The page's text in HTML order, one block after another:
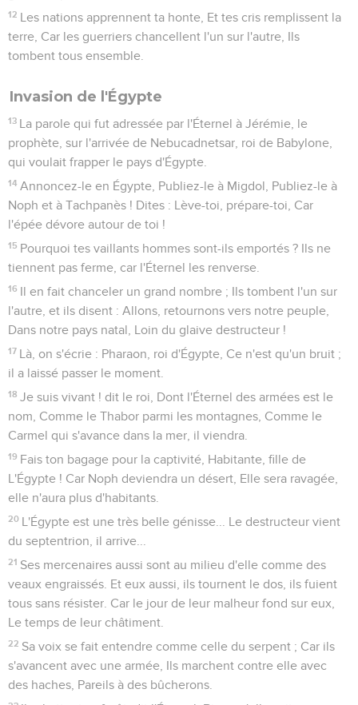
12 Les nations apprennent ta honte, Et tes cris remplissent la
terre, Car les guerriers chancellent l'un sur l'autre, Ils
tombent tous ensemble.
Invasion de l'Égypte
13 La parole qui fut adressée par l'Éternel à Jérémie, le
prophète, sur l'arrivée de Nebucadnetsar, roi de Babylone,
qui voulait frapper le pays d'Égypte.
14 Annoncez-le en Égypte, Publiez-le à Migdol, Publiez-le à
Noph et à Tachpanès ! Dites : Lève-toi, prépare-toi, Car
l'épée dévore autour de toi !
15 Pourquoi tes vaillants hommes sont-ils emportés ? Ils ne
tiennent pas ferme, car l'Éternel les renverse.
16 Il en fait chanceler un grand nombre ; Ils tombent l'un sur
l'autre, et ils disent : Allons, retournons vers notre peuple,
Dans notre pays natal, Loin du glaive destructeur !
17 Là, on s'écrie : Pharaon, roi d'Égypte, Ce n'est qu'un bruit ;
il a laissé passer le moment.
18 Je suis vivant ! dit le roi, Dont l'Éternel des armées est le
nom, Comme le Thabor parmi les montagnes, Comme le
Carmel qui s'avance dans la mer, il viendra.
19 Fais ton bagage pour la captivité, Habitante, fille de
L'Égypte ! Car Noph deviendra un désert, Elle sera ravagée,
elle n'aura plus d'habitants.
20 L'Égypte est une très belle génisse... Le destructeur vient
du septentrion, il arrive...
21 Ses mercenaires aussi sont au milieu d'elle comme des
veaux engraissés. Et eux aussi, ils tournent le dos, ils fuient
tous sans résister. Car le jour de leur malheur fond sur eux,
Le temps de leur châtiment.
22 Sa voix se fait entendre comme celle du serpent ; Car ils
s'avancent avec une armée, Ils marchent contre elle avec
des haches, Pareils à des bûcherons.